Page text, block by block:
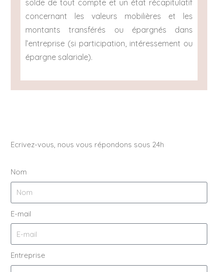
solde de tout compte et un état récapitulatif
concernant les valeurs mobilières et les
montants transférés ou épargnés dans
l’entreprise (si participation, intéressement ou
épargne salariale).
Ecrivez-vous, nous vous répondons sous 24h
Nom
E-mail
Entreprise